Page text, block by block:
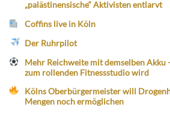
„palästinensische“ Aktivisten entlarvt
Coffins live in Köln
Der Ruhrpilot
Mehr Reichweite mit demselben Akku
zum rollenden Fitnessstudio wird
Kölns Oberbürgermeister will
Mengen noch ermöglichen